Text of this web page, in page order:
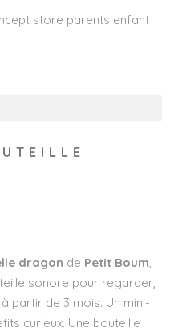
dragon de Petit Boum,
sonore pour regarder,
partir de 3 mois. Un mini-
curieux. Une bouteille